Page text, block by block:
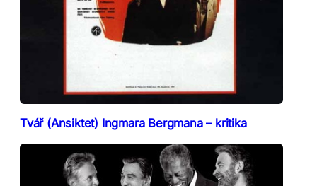
Tvář (Ansiktet) Ingmara Bergmana – kritika